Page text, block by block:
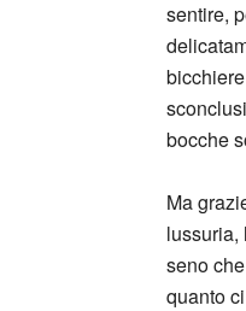
sentire,
bocche
Ma
lussuria,
seno
quanto